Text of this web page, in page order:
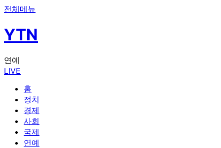
전체메뉴
YTN
연예
LIVE
홈
정치
경제
사회
국제
연예